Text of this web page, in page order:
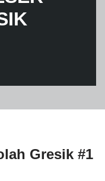
Gresik #1